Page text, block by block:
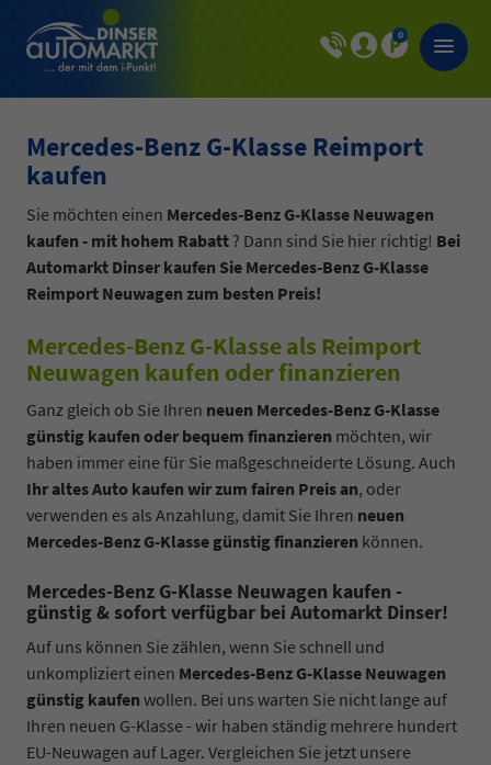
0
Mercedes-Benz G-Klasse Reimport
kaufen
Sie möchten einen Mercedes-Benz G-Klasse Neuwagen
kaufen - mit hohem Rabatt ? Dann sind Sie hier richtig! Bei
Automarkt Dinser kaufen Sie Mercedes-Benz G-Klasse
Reimport Neuwagen zum besten Preis!
Mercedes-Benz G-Klasse als Reimport
Neuwagen kaufen oder finanzieren
Ganz gleich ob Sie Ihren neuen Mercedes-Benz G-Klasse
günstig kaufen oder bequem finanzieren möchten, wir
haben immer eine für Sie maßgeschneiderte Lösung. Auch
Ihr altes Auto kaufen wir zum fairen Preis an, oder
verwenden es als Anzahlung, damit Sie Ihren neuen
Mercedes-Benz G-Klasse günstig finanzieren können.
Mercedes-Benz G-Klasse Neuwagen kaufen -
günstig & sofort verfügbar bei Automarkt Dinser!
Auf uns können Sie zählen, wenn Sie schnell und
unkompliziert einen Mercedes-Benz G-Klasse Neuwagen
günstig kaufen wollen. Bei uns warten Sie nicht lange auf
Ihren neuen G-Klasse - wir haben ständig mehrere hundert
EU-Neuwagen auf Lager. Vergleichen Sie jetzt unsere